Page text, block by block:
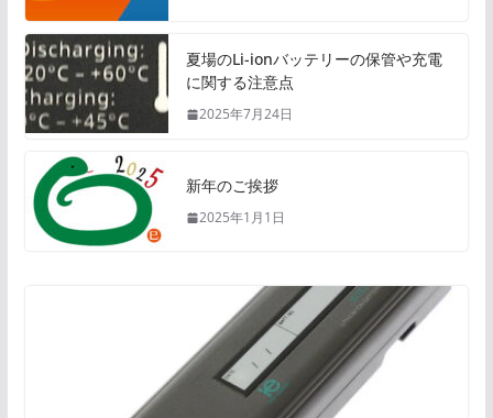
夏場のLi-ionバッテリーの保管や充電
に関する注意点
2025年7月24日
新年のご挨拶
2025年1月1日